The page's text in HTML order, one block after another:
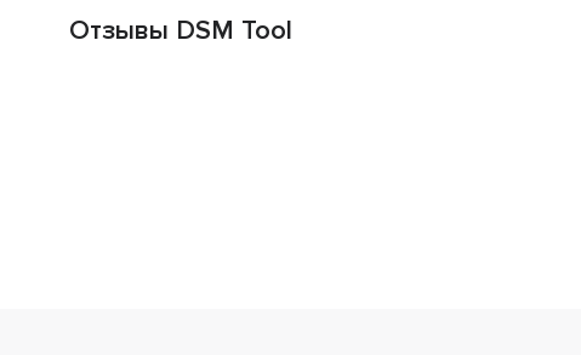
Отзывы DSM Tool